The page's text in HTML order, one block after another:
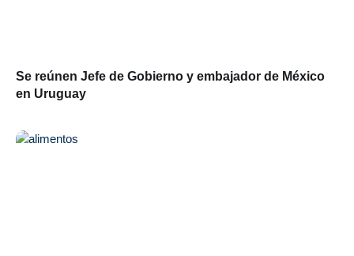
Se reúnen Jefe de Gobierno y embajador de México
en Uruguay